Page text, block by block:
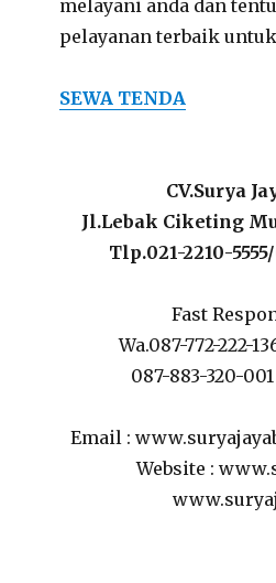
melayani anda dan
pelayanan terbaik
SEWA TENDA
CV.Surya
Jl.Lebak Ciketing
Tlp.021-2210-
Fast
Wa.087-772-222-
087-883-320-
Email :
Website :